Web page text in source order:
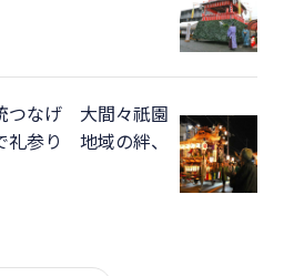
つなげ 大間々祇園
参り 地域の絆、